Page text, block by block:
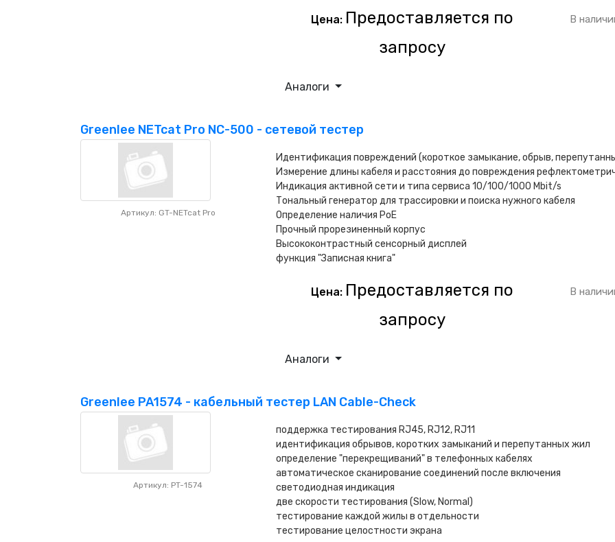
Цена: Предоставляется по
запросу
Аналоги
В
Greenlee NETcat Pro NC-500 - сетевой тестер
Артикул: GT-NETcat Pro
Идентификация повреждений (короткое замыкание, обрыв,
Измерение длины кабеля и расстояния до повреждения
Индикация активной сети и типа сервиса 10/100/1000 Mbit/s
Тональный генератор для трассировки и поиска нужного кабеля
Определение наличия PoE
Прочный прорезиненный корпус
Высококонтрастный сенсорный дисплей
функция "Записная книга"
Цена: Предоставляется по
запросу
Аналоги
В
Greenlee PA1574 - кабельный тестер LAN Cable-Check
Артикул: PT-1574
поддержка тестирования RJ45, RJ12, RJ11
идентификация обрывов, коротких замыканий и перепутанных жил
определение "перекрещиваний" в телефонных кабелях
автоматическое сканирование соединений после включения
светодиодная индикация
две скорости тестирования (Slow, Normal)
тестирование каждой жилы в отдельности
тестирование целостности экрана